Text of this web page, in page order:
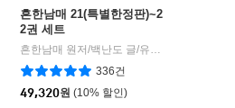
흔한남매 21(특별한정판)~2
2권 세트
흔한남매 원저/백난도 글/유난희 그림
336건
49,320원 (10% 할인)